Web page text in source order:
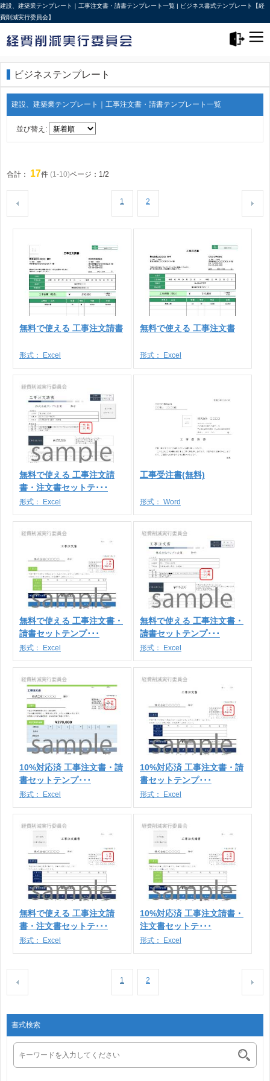
建設、建築業テンプレート｜工事注文書・請書テンプレート一覧 | ビジネス書式テンプレート【経
費削減実行委員会】
ビジネステンプレート
建設、建築業テンプレート｜工事注文書・請書テンプレート一覧
並び替え:
合計： 17件 (1-10)ページ：1/2
1 2
無料で使える 工事注文請書
形式： Excel
無料で使える 工事注文書
形式： Excel
無料で使える 工事注文請
書・注文書セットテ･･･
形式： Excel
工事受注書(無料)
形式： Word
無料で使える 工事注文書・
請書セットテンプ･･･
形式： Excel
無料で使える 工事注文書・
請書セットテンプ･･･
形式： Excel
10%対応済 工事注文書・請
書セットテンプ･･･
形式： Excel
10%対応済 工事注文書・請
書セットテンプ･･･
形式： Excel
無料で使える 工事注文請
書・注文書セットテ･･･
形式： Excel
10%対応済 工事注文請書・
注文書セットテ･･･
形式： Excel
1 2
書式検索